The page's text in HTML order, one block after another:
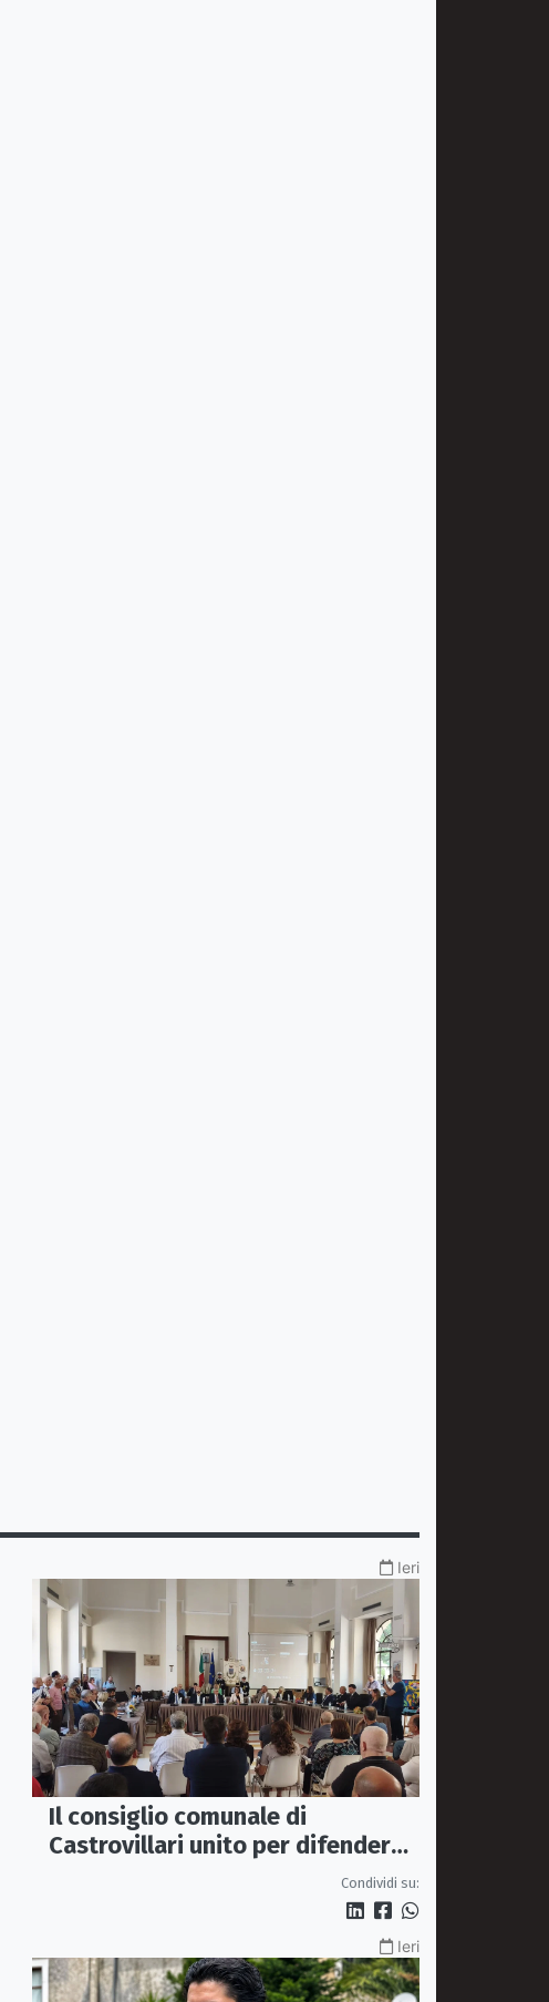
Ieri
Il consiglio comunale di
Castrovillari unito per difendere
Condividi su:
Ieri